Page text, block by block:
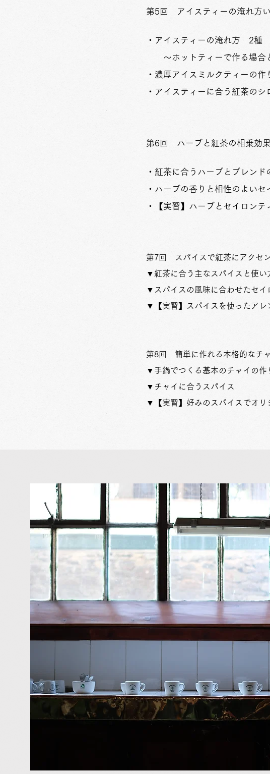
第5回 アイスティーの淹れ方
・アイスティーの淹れ方 2種
～ホットティーで作る場合
・濃厚アイスミルクティーの
・アイスティーに合う紅茶のシ
第6回 ハーブと紅茶の相乗効
・紅茶に合うハーブとブレンド
・ハーブの香りと相性のよいセ
・【実習】ハーブとセイロン
第7回 スパイスで紅茶にアクセ
▼紅茶に合う主なスパイスと使い
▼スパイスの風味に合わせたセイ
▼【実習】スパイスを使ったアレ
第8回 ​簡単に作れる本格的なチ
​▼手鍋でつくる基本のチャイの作
▼チャイに合うスパイス
​▼【実習】好みのスパイスでオリ